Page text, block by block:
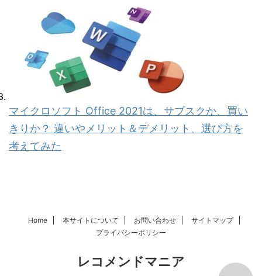
マイクロソフト Office 2021は、サブスクか、買い
きりか？ 違いやメリット＆デメリット、選び方を
考えてみた
Home 本サイトについて お問い合わせ
サイトマップ
プライバシーポリシー
レコメンドマニア